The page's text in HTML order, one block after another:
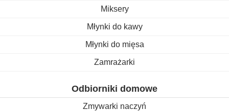
Miksery
Młynki do kawy
Młynki do mięsa
Zamrażarki
Odbiorniki domowe
Zmywarki naczyń